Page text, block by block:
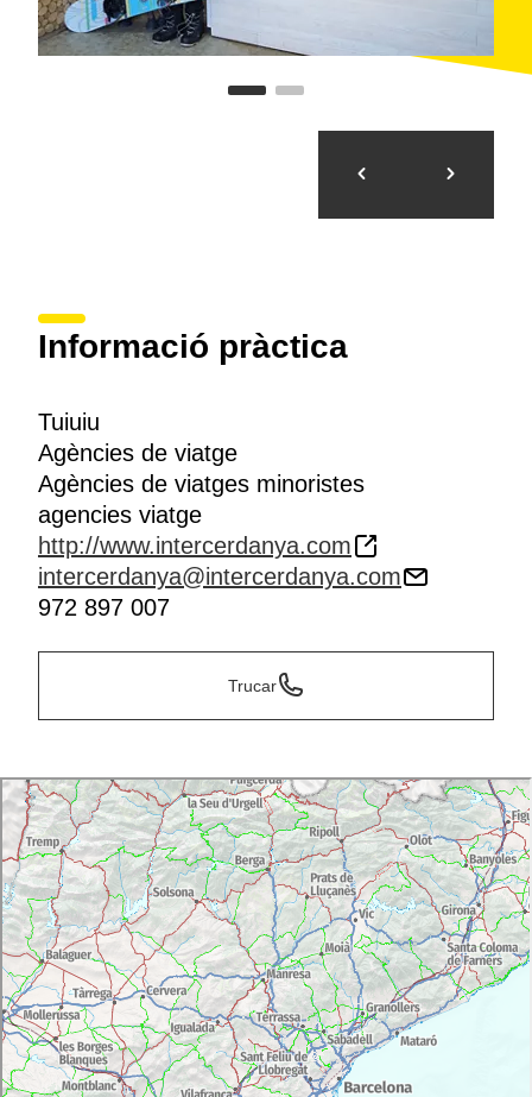
Informació pràctica
Tuiuiu
Agències de viatge
Agències de viatges minoristes
agencies viatge
http://www.intercerdanya.com
intercerdanya@intercerdanya.com
972 897 007
Trucar